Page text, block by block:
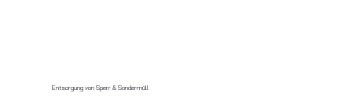
Entsorgung von Sperr & Sondermüll